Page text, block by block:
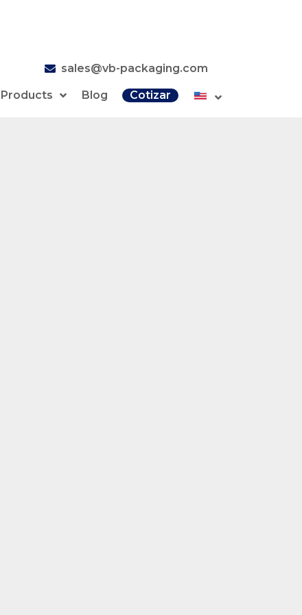
sales@vb-packaging.com
Products Blog Cotizar